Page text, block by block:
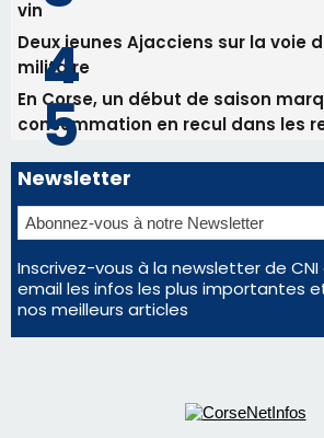
Inscrivez-vous à la newsletter de CNI
email les infos les plus importantes
nos meilleurs articles
Régie publicitaire
Nous contacter
© 2026 corsenetinfos